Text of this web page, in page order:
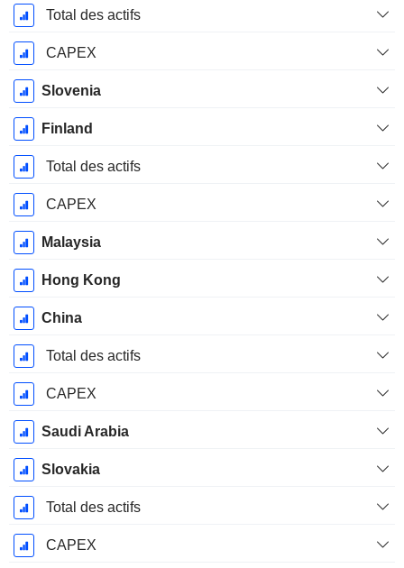
Total des actifs
CAPEX
Slovenia
Finland
Total des actifs
CAPEX
Malaysia
Hong Kong
China
Total des actifs
CAPEX
Saudi Arabia
Slovakia
Total des actifs
CAPEX